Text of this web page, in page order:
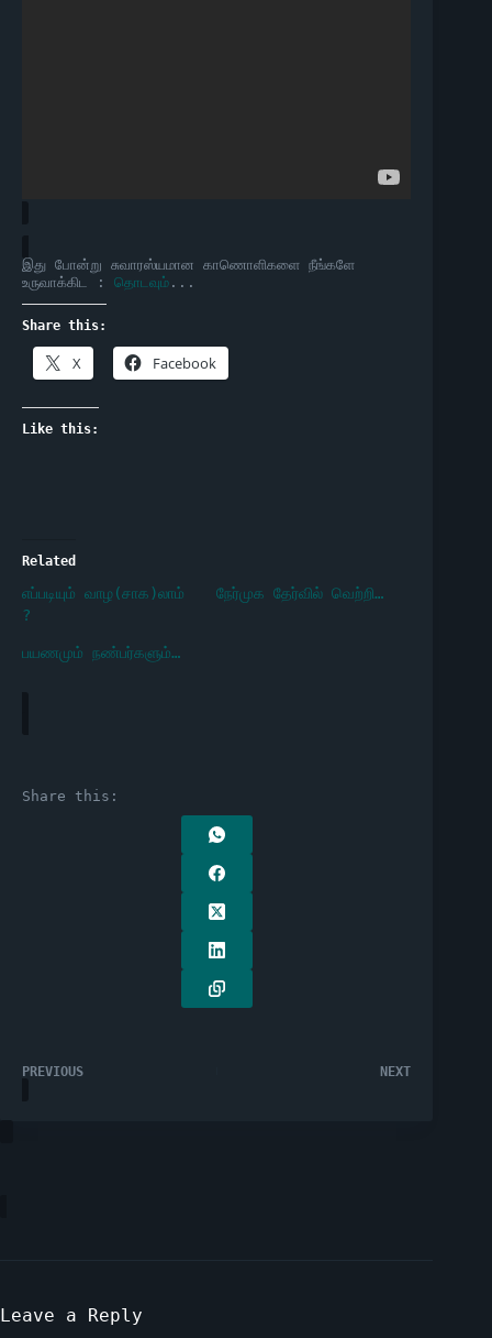
இது போன்று சுவாரஸ்யமான காணொளிகளை நீங்களே
உருவாக்கிட : தொடவும் ...
Share this:
X Facebook
Like this:
Related
எப்படியும் வாழ(சாக)லாம்
?
நேர்முக தேர்வில் வெற்றி…
பயணமும் நண்பர்களும்…
Share this:
PREVIOUS NEXT
Leave a Reply